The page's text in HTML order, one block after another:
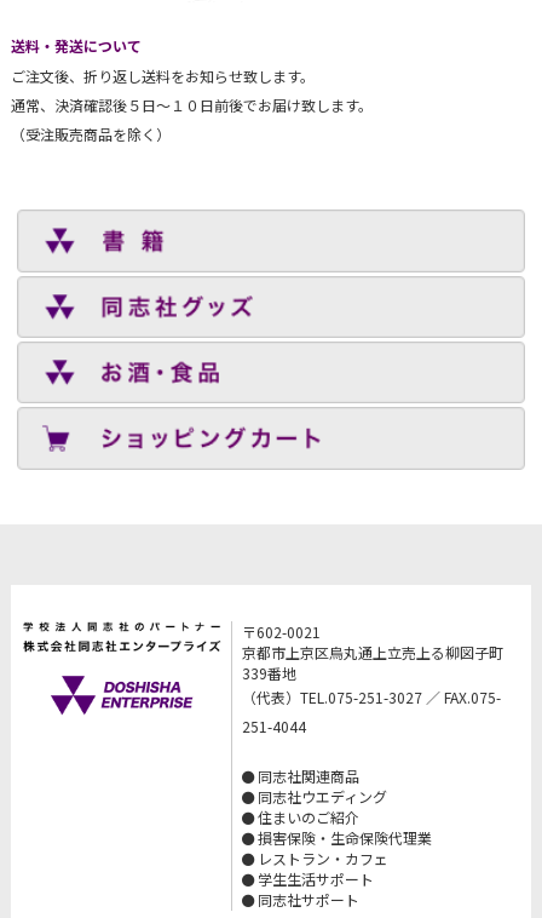
送料・発送について
ご注文後、折り返し送料をお知らせ致します。
通常、決済確認後５日～１０日前後でお届け致します。
（受注販売商品を除く）
〒602-0021
京都市上京区烏丸通上立売上る柳図子町
339番地
（代表）TEL.075-251-3027 ／ FAX.075-
251-4044
同志社関連商品
同志社ウエディング
住まいのご紹介
損害保険・生命保険代理業
レストラン・カフェ
学生生活サポート
同志社サポート